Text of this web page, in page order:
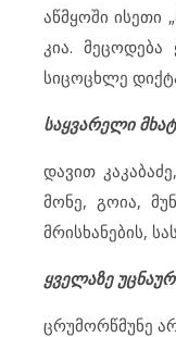
აწმყოში ისეთი
კია.
სიცოცხლე
საყვარელი
დავით
მონე, გოია,
მრისხანების,
ყველაზე
ცრუმორწმუნე